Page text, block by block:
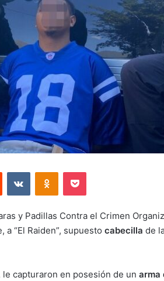
Reddit VKontakteOdnoklassniki
Pocket
y Padillas Contra el Crimen
“El Raiden”, supuesto cabecilla de
le capturaron en posesión de un arma